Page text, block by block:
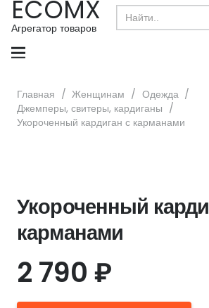
ECOMX
Агрегатор товаров
Search
for:
Главная / Женщинам / Одежда /
Джемперы, свитеры, кардиганы /
Укороченный кардиган с карманами
Укороченный
карманами
2 790 ₽